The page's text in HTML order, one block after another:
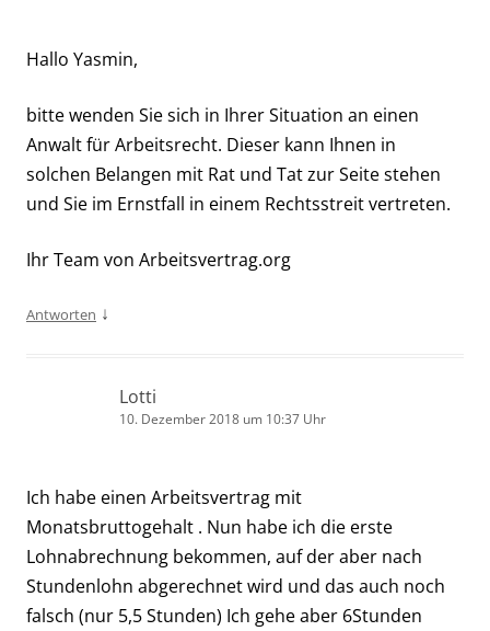
Hallo Yasmin,
bitte wenden Sie sich in Ihrer Situation an einen
Anwalt für Arbeitsrecht. Dieser kann Ihnen in
solchen Belangen mit Rat und Tat zur Seite stehen
und Sie im Ernstfall in einem Rechtsstreit vertreten.
Ihr Team von Arbeitsvertrag.org
Antworten ↓
Lotti
10. Dezember 2018 um 10:37 Uhr
Ich habe einen Arbeitsvertrag mit
Monatsbruttogehalt . Nun habe ich die erste
Lohnabrechnung bekommen, auf der aber nach
Stundenlohn abgerechnet wird und das auch noch
falsch (nur 5,5 Stunden) Ich gehe aber 6Stunden